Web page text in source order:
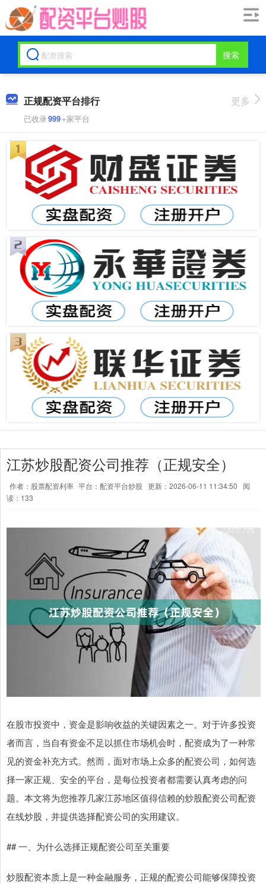
搜索
正规配资平台排行
已收录999+家平台
更多
江苏炒股配资公司推荐（正规安全）
作者：股票配资利率 平台：配资平台炒股 更新：2026-06-11 11:34:50
阅
读：133
在股市投资中，资金是影响收益的关键因素之一。对于许多投资
者而言，当自有资金不足以抓住市场机会时，配资成为了一种常
见的资金补充方式。然而，面对市场上众多的配资公司，如何选
择一家正规、安全的平台，是每位投资者都需要认真考虑的问
题。本文将为您推荐几家江苏地区值得信赖的炒股配资公司配资
在线炒股，并提供选择配资公司的实用建议。
## 一、为什么选择正规配资公司至关重要
炒股配资本质上是一种金融服务，正规的配资公司能够保障投资